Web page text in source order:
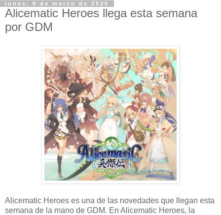
lunes, 9 de marzo de 2020
Alicematic Heroes llega esta semana
por GDM
Alicematic Heroes es una de las novedades que llegan esta
semana de la mano de GDM. En Alicematic Heroes, l a